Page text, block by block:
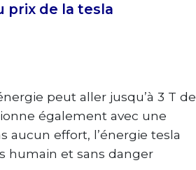
prix de la tesla
peut aller jusqu’à 3 T de
également avec une
aucun effort, l’énergie tesla
humain et sans danger